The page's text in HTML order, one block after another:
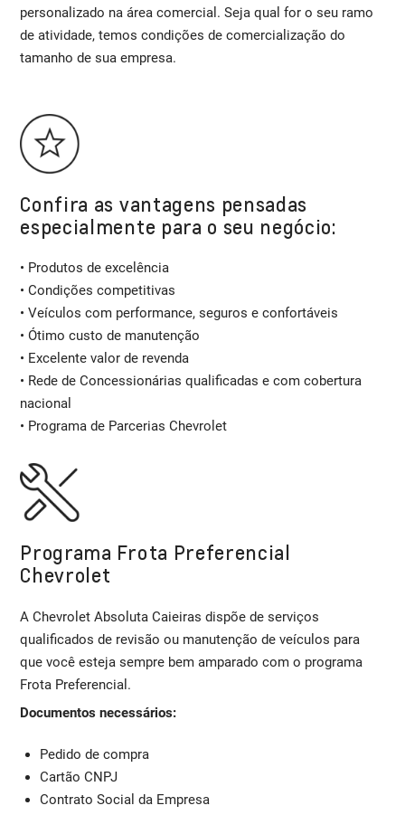
personalizado na área comercial. Seja qual for o seu ramo
de atividade, temos condições de comercialização do
tamanho de sua empresa.
Confira as vantagens pensadas
especialmente para o seu negócio:
• Produtos de excelência
• Condições competitivas
• Veículos com performance, seguros e confortáveis
• Ótimo custo de manutenção
• Excelente valor de revenda
• Rede de Concessionárias qualificadas e com cobertura
nacional
• Programa de Parcerias Chevrolet
Programa Frota Preferencial
Chevrolet
A Chevrolet Absoluta Caieiras dispõe de serviços
qualificados de revisão ou manutenção de veículos para
que você esteja sempre bem amparado com o programa
Frota Preferencial.
Documentos necessários:
Pedido de compra
Cartão CNPJ
Contrato Social da Empresa